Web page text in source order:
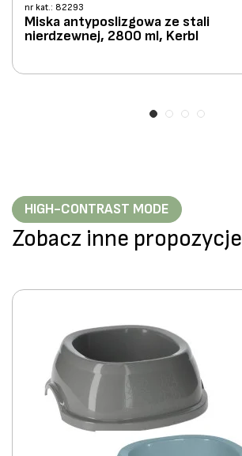
nr kat.: 82293
Miska antyposlizgowa ze stali
nierdzewnej, 2800 ml, Kerbl
HIGH-CONTRAST MODE
Zobacz inne propozycje